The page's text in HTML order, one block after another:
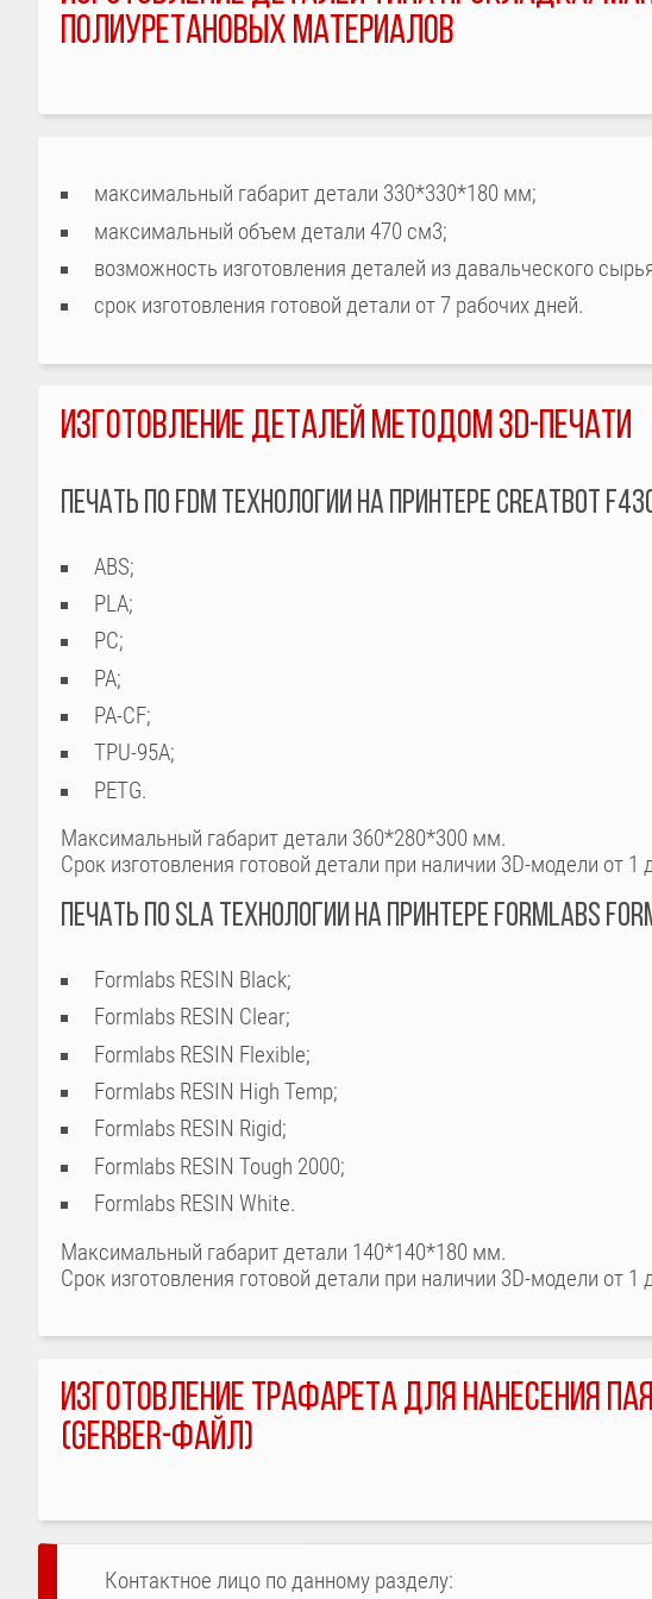
ПОЛИУРЕТАНОВЫХ МАТЕРИАЛОВ
максимальный габарит детали 330*330*180 мм;
максимальный объем детали 470 см3;
возможность изготовления деталей из давальческого
срок изготовления готовой детали от 7 рабочих дней.
ИЗГОТОВЛЕНИЕ ДЕТАЛЕЙ МЕТОДОМ 3D-ПЕЧАТИ
ПЕЧАТЬ ПО FDM ТЕХНОЛОГИИ НА ПРИНТЕРЕ CREATBOT
ABS;
PLA;
PC;
PA;
PA-CF;
TPU-95A;
PETG.
Максимальный габарит детали 360*280*300 мм.
Срок изготовления готовой детали при наличии 3D-модели от 1
ПЕЧАТЬ ПО SLA ТЕХНОЛОГИИ НА ПРИНТЕРЕ FORMLABS
Formlabs RESIN Black;
Formlabs RESIN Clear;
Formlabs RESIN Flexible;
Formlabs RESIN High Temp;
Formlabs RESIN Rigid;
Formlabs RESIN Tough 2000;
Formlabs RESIN White.
Максимальный габарит детали 140*140*180 мм.
Срок изготовления готовой детали при наличии 3D-модели от 1
ИЗГОТОВЛЕНИЕ ТРАФАРЕТА ДЛЯ НАНЕСЕНИЯ
(GERBER-ФАЙЛ)
Контактное лицо по данному разделу: